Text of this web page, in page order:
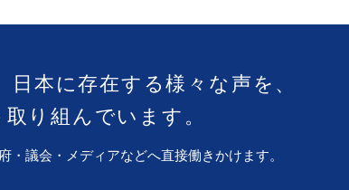
本に存在する様々な声を、
り組んでいます。
議会・メディアなどへ直接働きかけます。